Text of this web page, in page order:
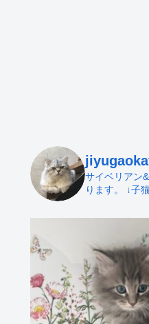
サイベリアン
ります。
↓子